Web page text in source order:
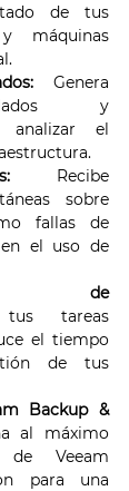
de tus
máquinas
Genera
y
analizar el
Recibe
sobre
fallas de
el uso de
de
tareas
el tiempo
de tus
Backup &
al máximo
de Veeam
para una